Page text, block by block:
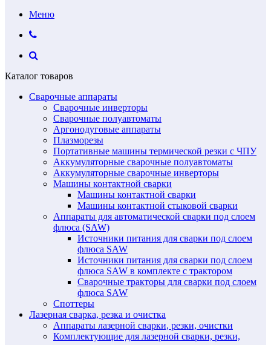
Меню
Каталог товаров
Сварочные аппараты
Сварочные инверторы
Сварочные полуавтоматы
Аргонодуговые аппараты
Плазморезы
Портативные машины термической резки с ЧПУ
Аккумуляторные сварочные полуавтоматы
Аккумуляторные сварочные инверторы
Машины контактной сварки
Машины контактной сварки
Машины контактной стыковой сварки
Аппараты для автоматической сварки под слоем
флюса (SAW)
Источники питания для сварки под слоем
флюса SAW
Источники питания для сварки под слоем
флюса SAW в комплекте с трактором
Сварочные тракторы для сварки под слоем
флюса SAW
Споттеры
Лазерная сварка, резка и очистка
Аппараты лазерной сварки, резки, очистки
Комплектующие для лазерной сварки, резки,